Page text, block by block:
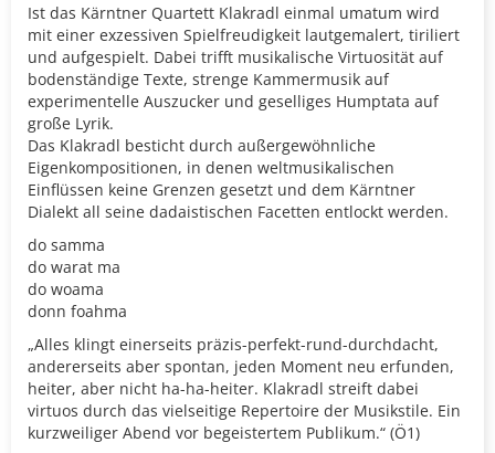
Ist das Kärntner Quartett Klakradl einmal umatum wird
mit einer exzessiven Spielfreudigkeit lautgemalert, tiriliert
und aufgespielt. Dabei trifft musikalische Virtuosität auf
bodenständige Texte, strenge Kammermusik auf
experimentelle Auszucker und geselliges Humptata auf
große Lyrik.
Das Klakradl besticht durch außergewöhnliche
Eigenkompositionen, in denen weltmusikalischen
Einflüssen keine Grenzen gesetzt und dem Kärntner
Dialekt all seine dadaistischen Facetten entlockt werden.
do samma
do warat ma
do woama
donn foahma
„Alles klingt einerseits präzis-perfekt-rund-durchdacht,
andererseits aber spontan, jeden Moment neu erfunden,
heiter, aber nicht ha-ha-heiter. Klakradl streift dabei
virtuos durch das vielseitige Repertoire der Musikstile. Ein
kurzweiliger Abend vor begeistertem Publikum.“ (Ö1)